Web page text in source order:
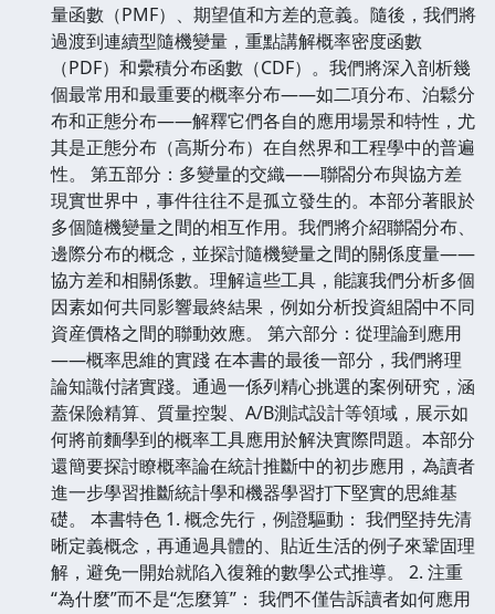
量函數（PMF）、期望值和方差的意義。隨後，我們將
過渡到連續型隨機變量，重點講解概率密度函數
（PDF）和纍積分布函數（CDF）。我們將深入剖析幾
個最常用和最重要的概率分布——如二項分布、泊鬆分
布和正態分布——解釋它們各自的應用場景和特性，尤
其是正態分布（高斯分布）在自然界和工程學中的普遍
性。 第五部分：多變量的交織——聯閤分布與協方差
現實世界中，事件往往不是孤立發生的。本部分著眼於
多個隨機變量之間的相互作用。我們將介紹聯閤分布、
邊際分布的概念，並探討隨機變量之間的關係度量——
協方差和相關係數。理解這些工具，能讓我們分析多個
因素如何共同影響最終結果，例如分析投資組閤中不同
資産價格之間的聯動效應。 第六部分：從理論到應用
——概率思維的實踐 在本書的最後一部分，我們將理
論知識付諸實踐。通過一係列精心挑選的案例研究，涵
蓋保險精算、質量控製、A/B測試設計等領域，展示如
何將前麵學到的概率工具應用於解決實際問題。本部分
還簡要探討瞭概率論在統計推斷中的初步應用，為讀者
進一步學習推斷統計學和機器學習打下堅實的思維基
礎。 本書特色 1. 概念先行，例證驅動： 我們堅持先清
晰定義概念，再通過具體的、貼近生活的例子來鞏固理
解，避免一開始就陷入復雜的數學公式推導。 2. 注重
“為什麼”而不是“怎麼算”： 我們不僅告訴讀者如何應用